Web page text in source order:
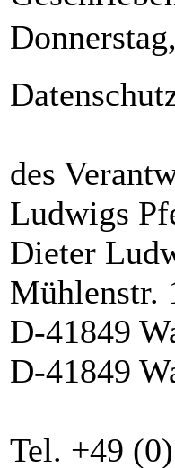
des
Ludwigs
Dieter
Mühlenstr.
D-41849
D-41849
Tel. +49